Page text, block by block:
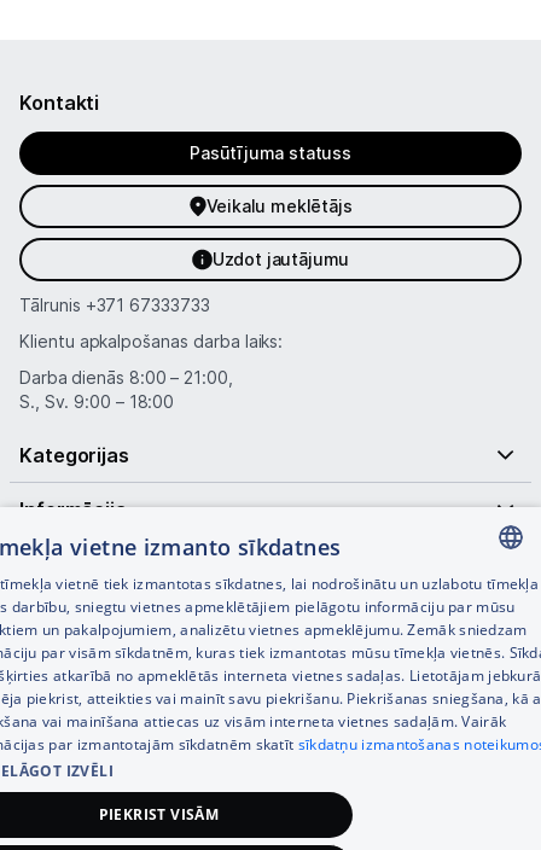
Kontakti
Pasūtījuma statuss
Veikalu meklētājs
Uzdot jautājumu
Tālrunis +371 67333733
Klientu apkalpošanas darba laiks:
Darba dienās 8:00 – 21:00,
S., Sv. 9:00 – 18:00
Kategorijas
Informācija
Noderīgas saites
© SIA Tet 2026 -
LATVIAN
RUSSIAN
ENGLISH
vietne izmanto sīkdatnes
vietnē tiek izmantotas sīkdatnes, lai nodrošinātu un uzlabotu tīmekļa
darbību, sniegtu vietnes apmeklētājiem pielāgotu informāciju par mūsu
un pakalpojumiem, analizētu vietnes apmeklējumu. Zemāk sniedzam
par visām sīkdatnēm, kuras tiek izmantotas mūsu tīmekļa vietnēs.
atkarībā no apmeklētās interneta vietnes sadaļas. Lietotājam
piekrist, atteikties vai mainīt savu piekrišanu. Piekrišanas sniegšana, kā
vai mainīšana attiecas uz visām interneta vietnes sadaļām. Vairāk
par izmantotajām sīkdatnēm skatīt sīkdatņu izmantošanas
IZVĒLI
PIEKRIST VISĀM